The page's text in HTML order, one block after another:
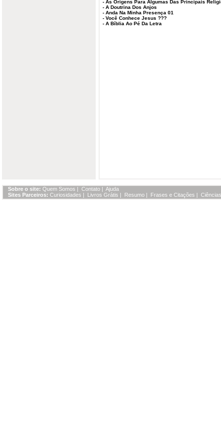
- As Origens Para Algumas Das Principais
- A Doutrina Dos Anjos
- Anda Na Minha Presença 01
- Você Conhece Jesus ???
- A Bíblia Ao Pé Da Letra
Sobre o site: Quem Somos | Contato | Ajuda
Sites Parceiros: Curiosidades | Livros Grátis | Resumo | Frases e Citações |